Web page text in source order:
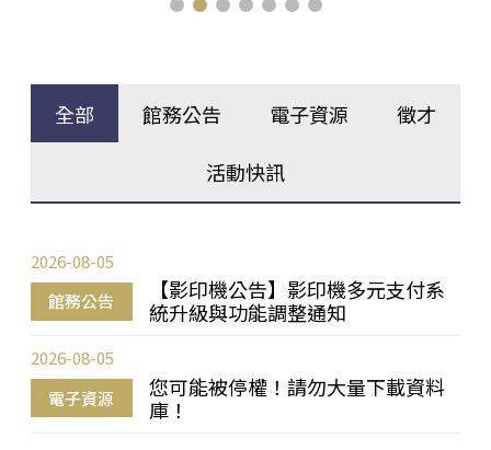
全部 館務公告 電子資源 徵才
活動快訊
館務公告
【影印機公告】影印機多元支付系
統升級與功能調整通知
2026-08-05
電子資源
您可能被停權！請勿大量下載資料
庫！
2026-08-05